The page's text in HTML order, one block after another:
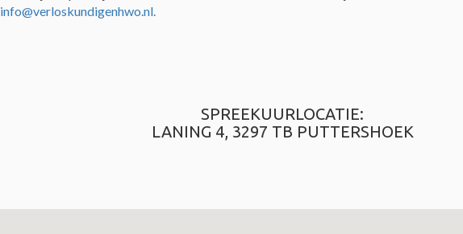
info@verloskundigenhwo.nl.
SPREEKUURLOCATIE:
LANING 4, 3297 TB PUTTERSHOEK